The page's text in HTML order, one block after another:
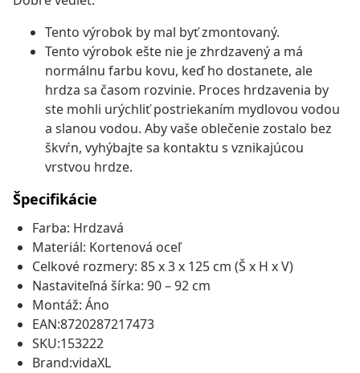
Tento výrobok by mal byť zmontovaný.
Tento výrobok ešte nie je zhrdzavený a má
normálnu farbu kovu, keď ho dostanete, ale
hrdza sa časom rozvinie. Proces hrdzavenia by
ste mohli urýchliť postriekaním mydlovou vodou
a slanou vodou. Aby vaše oblečenie zostalo bez
škvŕn, vyhýbajte sa kontaktu s vznikajúcou
vrstvou hrdze.
Špecifikácie
Farba: Hrdzavá
Materiál: Kortenová oceľ
Celkové rozmery: 85 x 3 x 125 cm (Š x H x V)
Nastaviteľná šírka: 90 – 92 cm
Montáž: Áno
EAN:8720287217473
SKU:153222
Brand:vidaXL